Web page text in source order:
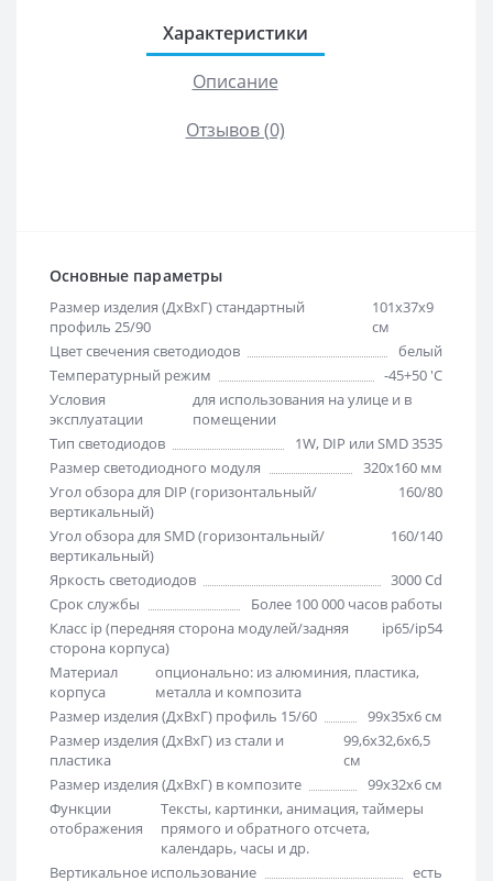
Характеристики
Описание
Отзывов (0)
Основные параметры
Размер изделия (ДхВхГ) стандартный
профиль 25/90
101х37х9
см
Цвет свечения светодиодов
белый
Температурный режим
-45+50 'C
Условия
эксплуатации
для использования на улице и в
помещении
Тип светодиодов
1W, DIP или SMD 3535
Размер светодиодного модуля
320х160 мм
Угол обзора для DIP (горизонтальный/
вертикальный)
160/80
Угол обзора для SMD (горизонтальный/
вертикальный)
160/140
Яркость светодиодов
3000 Cd
Срок службы
Более 100 000 часов работы
Класс ip (передняя сторона модулей/задняя
сторона корпуса)
ip65/ip54
Материал
корпуса
опционально: из алюминия, пластика,
металла и композита
Размер изделия (ДхВхГ) профиль 15/60
99х35х6 см
Размер изделия (ДхВхГ) из стали и
пластика
99,6х32,6х6,5
см
Размер изделия (ДхВхГ) в композите
99х32х6 см
Функции
отображения
Тексты, картинки, анимация, таймеры
прямого и обратного отсчета,
календарь, часы и др.
Вертикальное использование
есть